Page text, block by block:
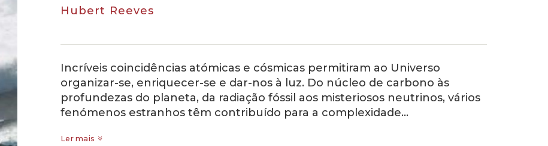
Hubert Reeves
Incríveis coincidências atómicas e cósmicas permitiram ao Universo
organizar-se, enriquecer-se e dar-nos à luz. Do núcleo de carbono às
profundezas do planeta, da radiação fóssil aos misteriosos neutrinos, vários
fenómenos estranhos têm contribuído para a complexidade…
Ler mais